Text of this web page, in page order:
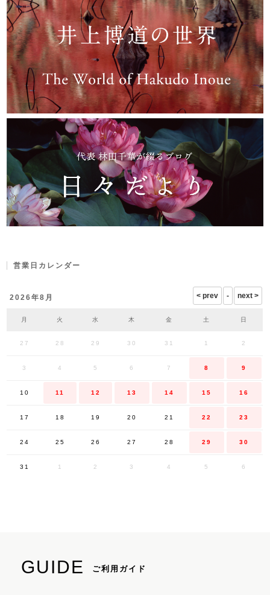
営業日カレンダー
2026年8月
月 火 水 木 金 土 日
27 28 29 30 31 1 2
3 4 5 6 7 8 9
10 11 12 13 14 15 16
17 18 19 20 21 22 23
24 25 26 27 28 29 30
31 1 2 3 4 5 6
GUIDE ご利用ガイド